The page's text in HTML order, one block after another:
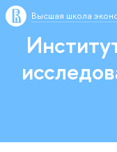
Высшая школа